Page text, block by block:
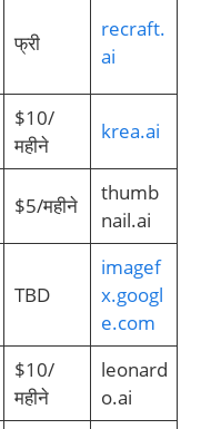
फ्री
recraft.
ai
$10/
महीने
krea.ai
$5/महीने
thumb
nail.ai
TBD
imagef
x.googl
e.com
$10/
महीने
leonard
o.ai